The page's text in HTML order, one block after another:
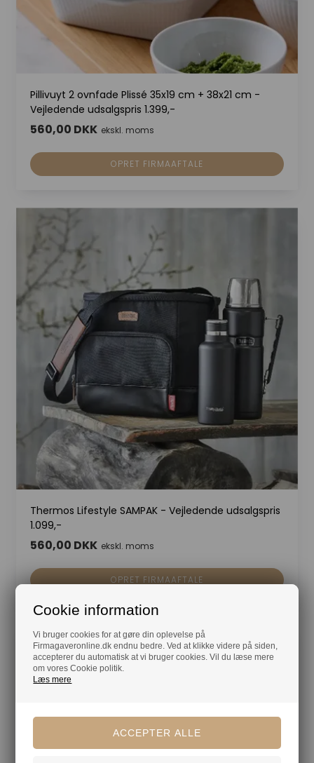
Cookie information
Vi bruger cookies for at gøre din oplevelse på
Firmagaveronline.dk endnu bedre. Ved at klikke videre på siden,
accepterer du automatisk at vi bruger cookies. Vil du læse mere
om vores Cookie politik.
Læs mere
Pillivuyt 2 ovnfade Plissé 35x19 cm + 38x21 cm -
Vejledende udsalgspris 1.399,-
560,00 DKK ekskl. moms
OPRET FIRMAAFTALE
Thermos Lifestyle SAMPAK - Vejledende udsalgspris
1.099,-
560,00 DKK ekskl. moms
OPRET FIRMAAFTALE